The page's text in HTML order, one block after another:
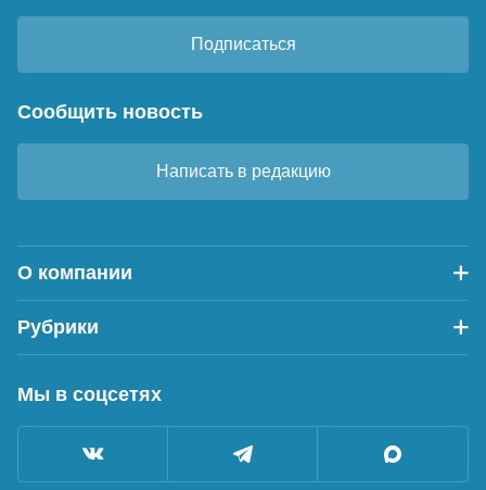
Подписаться
Сообщить новость
Написать в редакцию
О компании
Рубрики
Мы в соцсетях